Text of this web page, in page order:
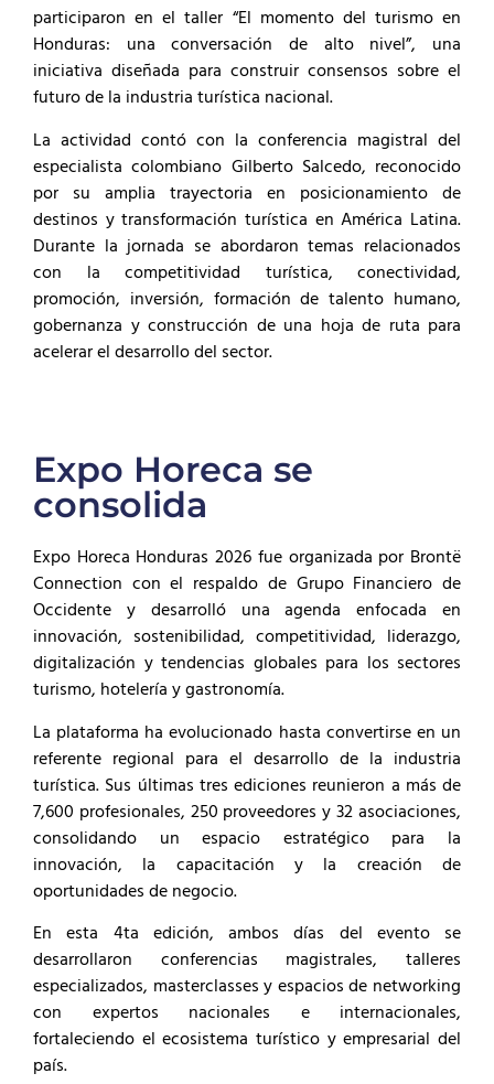
participaron en el taller “El momento del turismo en
Honduras: una conversación de alto nivel”, una
iniciativa diseñada para construir consensos sobre el
futuro de la industria turística nacional.
La actividad contó con la conferencia magistral del
especialista colombiano Gilberto Salcedo, reconocido
por su amplia trayectoria en posicionamiento de
destinos y transformación turística en América Latina.
Durante la jornada se abordaron temas relacionados
con la competitividad turística, conectividad,
promoción, inversión, formación de talento humano,
gobernanza y construcción de una hoja de ruta para
acelerar el desarrollo del sector.
Expo Horeca se
consolida
Expo Horeca Honduras 2026 fue organizada por Brontë
Connection con el respaldo de Grupo Financiero de
Occidente y desarrolló una agenda enfocada en
innovación, sostenibilidad, competitividad, liderazgo,
digitalización y tendencias globales para los sectores
turismo, hotelería y gastronomía.
La plataforma ha evolucionado hasta convertirse en un
referente regional para el desarrollo de la industria
turística. Sus últimas tres ediciones reunieron a más de
7,600 profesionales, 250 proveedores y 32 asociaciones,
consolidando un espacio estratégico para la
innovación, la capacitación y la creación de
oportunidades de negocio.
En esta 4ta edición, ambos días del evento se
desarrollaron conferencias magistrales, talleres
especializados, masterclasses y espacios de networking
con expertos nacionales e internacionales,
fortaleciendo el ecosistema turístico y empresarial del
país.